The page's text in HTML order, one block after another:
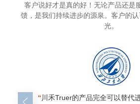
客户说好才是真的好！无论产品还是
馈，是我们持续进步的源泉。客户的
光。
“ 川禾Truer的产品完全可以替代